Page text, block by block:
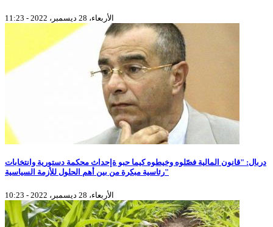
الأربعاء، 28 ديسمبر، 2022 - 11:23
دربال: "قانون المالية فصّلوه وخيطوه كيما حبو ةإحداث محكمة دستورية وانتخابات
رئاسية مبكرة من بين أهم الحلول للأزمة السياسية"
الأربعاء، 28 ديسمبر، 2022 - 10:23